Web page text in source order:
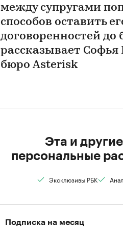
между супругами
способов оставить
договоренностей до
рассказывает Софья
бюро Asterisk
Эта и
персональные
Эксклюзивы РБК
Подписка на месяц